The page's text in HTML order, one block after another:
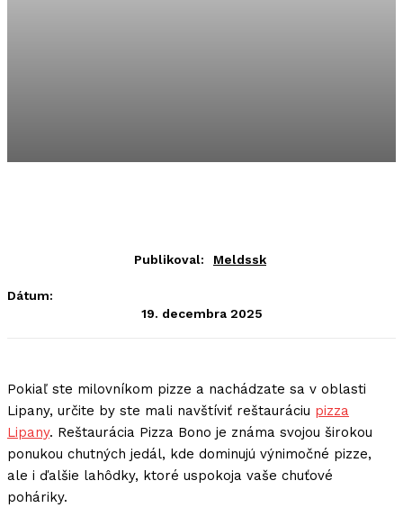
Publikoval: Meldssk
Dátum:
19. decembra 2025
Pokiaľ ste milovníkom pizze a nachádzate sa v oblasti
Lipany, určite by ste mali navštíviť reštauráciu pizza
Lipany. Reštaurácia Pizza Bono je známa svojou širokou
ponukou chutných jedál, kde dominujú výnimočné pizze,
ale i ďalšie lahôdky, ktoré uspokoja vaše chuťové
poháriky.